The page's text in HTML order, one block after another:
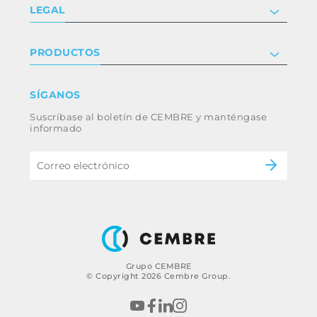
Grupo CEMBRE
© Copyright 2026 Cembre Group.
Certificaciones
Trabaja con nosotros
LEGAL
Términos y condiciones
Whistleblowing
Código ético y política anticorrupción del
grupo
PRODUCTOS
Industria
Energía
B2B Disclaimer
SÍGANOS
Suscríbase al boletín de CEMBRE y manténgase
informado